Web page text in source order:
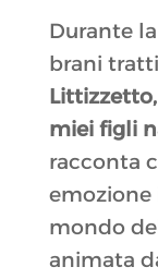
Durante
brani
miei figli
racconta
emozione
mondo
animata